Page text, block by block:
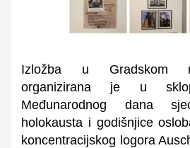
Izložba u Gradskom
organizirana je u
Međunarodnog dana
holokausta i godišnjice
koncentracijskog logora